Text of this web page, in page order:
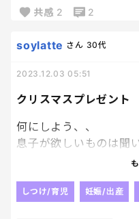
共感 2 2
クリスマスプレゼント
soylatte さん 30代
2023.12.03 05:51
何にしよう、、
息子が欲しいものは聞
えー。って物だったか
誘導できた。笑笑
しつけ/育児 妊娠/出産